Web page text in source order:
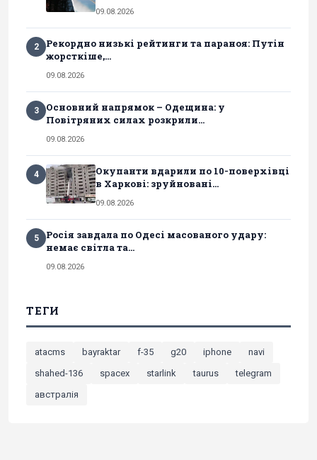
09.08.2026
2
Рекордно низькі рейтинги та параноя: Путін
жорсткіше,...
09.08.2026
3
Основний напрямок – Одещина: у
Повітряних силах розкрили...
09.08.2026
4
Окупанти вдарили по 10-поверхівці
в Харкові: зруйновані...
09.08.2026
5
Росія завдала по Одесі масованого удару:
немає світла та...
09.08.2026
ТЕГИ
atacms bayraktar f-35 g20 iphone
navi
shahed-136
spacex starlink taurus
telegram
австралія